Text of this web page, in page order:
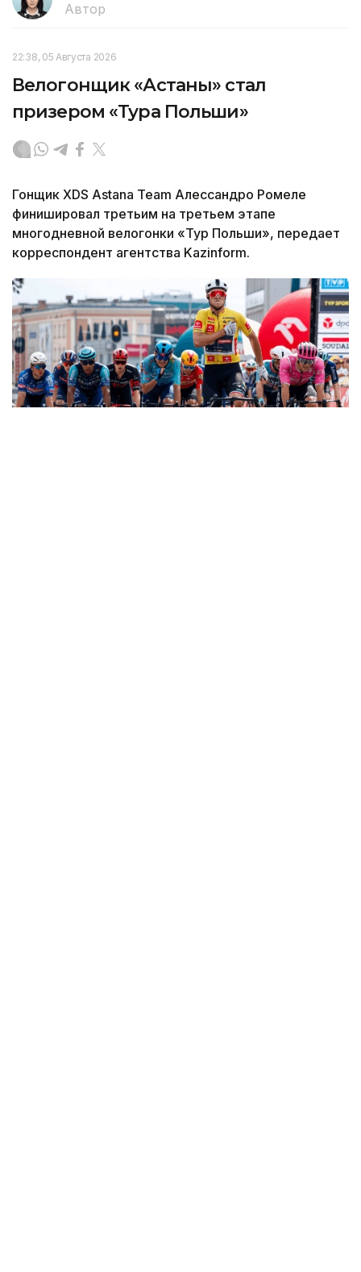
Автор
22:38, 05 Августа 2026
Велогонщик «Астаны» стал
призером «Тура Польши»
Гонщик XDS Astana Team Алессандро Ромеле
финишировал третьим на третьем этапе
многодневной велогонки «Тур Польши», передает
корреспондент агентства Kazinform.